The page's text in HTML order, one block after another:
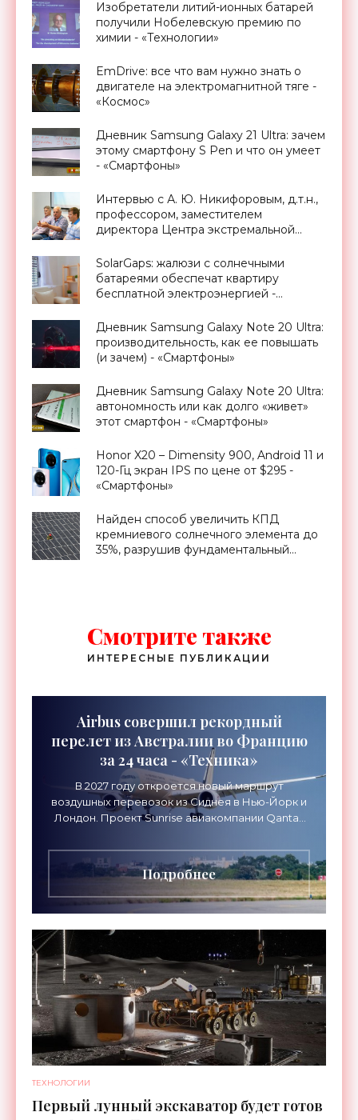
Изобретатели литий-ионных батарей
получили Нобелевскую премию по
химии - «Технологии»
EmDrive: все что вам нужно знать о
двигателе на электромагнитной тяге -
«Космос»
Дневник Samsung Galaxy 21 Ultra: зачем
этому смартфону S Pen и что он умеет
- «Смартфоны»
Интервью с А. Ю. Никифоровым, д.т.н.,
профессором, заместителем
директора Центра экстремальной
МИФИ - «Смартфоны»
SolarGaps: жалюзи с солнечными
батареями обеспечат квартиру
бесплатной электроэнергией -
Дневник Samsung Galaxy Note 20 Ultra:
производительность, как ее повышать
(и зачем) - «Смартфоны»
Дневник Samsung Galaxy Note 20 Ultra:
автономность или как долго «живет»
этот смартфон - «Смартфоны»
Honor X20 – Dimensity 900, Android 11 и
120-Гц экран IPS по цене от $295 -
«Смартфоны»
Найден способ увеличить КПД
кремниевого солнечного элемента до
35%, разрушив фундаментальный
Смотрите также
ИНТЕРЕСНЫЕ ПУБЛИКАЦИИ
Airbus совершил рекордный
перелет из Австралии во Францию
за 24 часа - «Техника»
В 2027 году откроется новый маршрут
воздушных перевозок из Сиднея в Нью-Йорк и
Лондон. Проект Sunrise авиакомпании Qantas
длительностью до 24
Подробнее
ТЕХНОЛОГИИ
Первый лунный экскаватор будет готов